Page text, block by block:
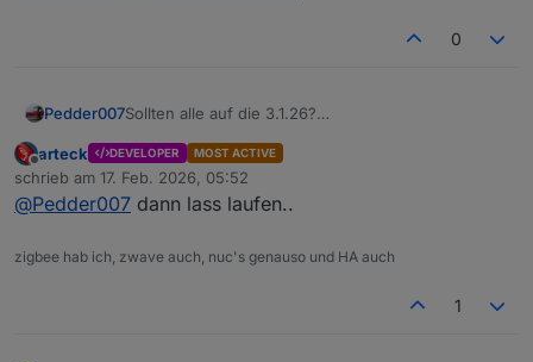
0
Pedder007Sollten alle auf die 3.1.26?
völlig problemlos.
Offline
arteck DEVELOPER MOST ACTIVE
schrieb am 17. Feb. 2026, 05:52
zuletzt editiert von
@Pedder007 dann lass laufen..
zigbee hab ich, zwave auch, nuc's genauso und HA auch
1